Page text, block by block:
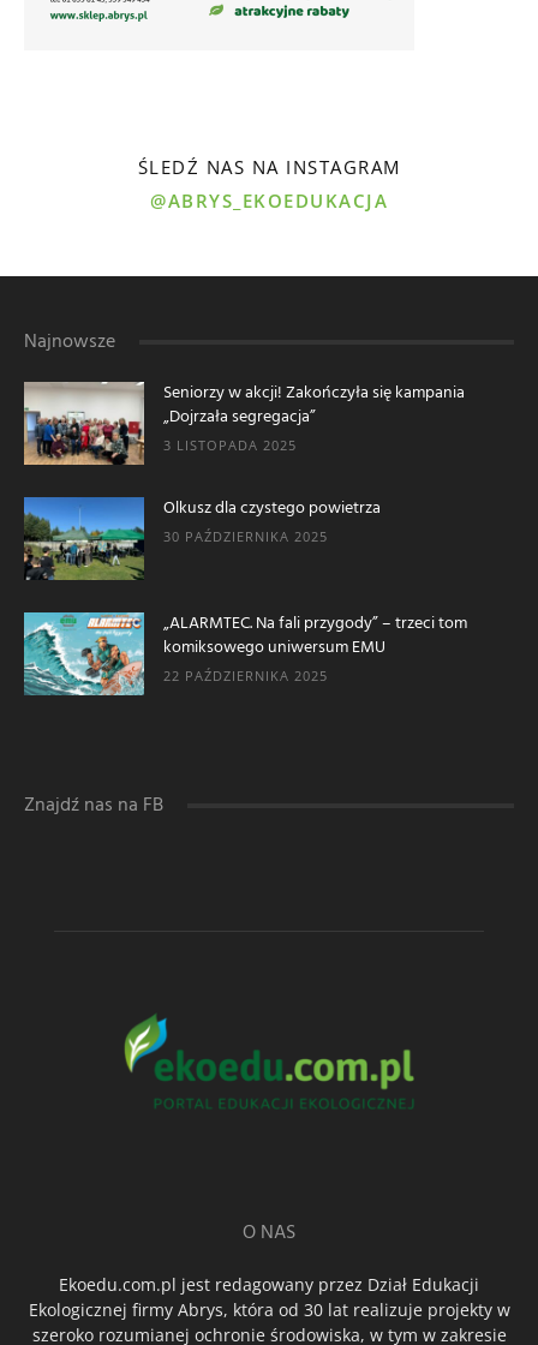
ŚLEDŹ NAS NA INSTAGRAM
@ABRYS_EKOEDUKACJA
Najnowsze
Seniorzy w akcji! Zakończyła się kampania
„Dojrzała segregacja”
3 LISTOPADA 2025
Olkusz dla czystego powietrza
30 PAŹDZIERNIKA 2025
„ALARMTEC. Na fali przygody” – trzeci tom
komiksowego uniwersum EMU
22 PAŹDZIERNIKA 2025
Znajdź nas na FB
O NAS
Ekoedu.com.pl jest redagowany przez Dział Edukacji
Ekologicznej firmy Abrys, która od 30 lat realizuje projekty w
szeroko rozumianej ochronie środowiska, w tym w zakresie